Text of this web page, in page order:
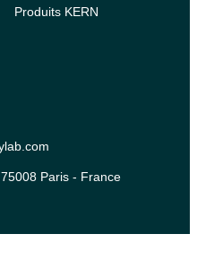
Produits KERN
Paris - France